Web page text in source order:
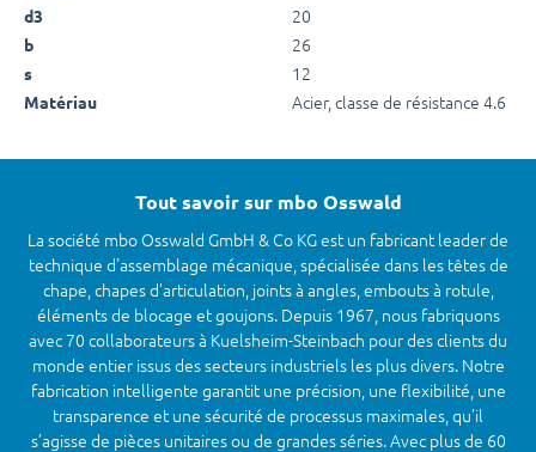
d3 20
b 26
s 12
Matériau Acier, classe de résistance 4.6
Tout savoir sur mbo Osswald
La société mbo Osswald GmbH & Co KG est un fabricant leader de
technique d'assemblage mécanique, spécialisée dans les têtes de
chape, chapes d’articulation, joints à angles, embouts à rotule,
éléments de blocage et goujons. Depuis 1967, nous fabriquons
avec 70 collaborateurs à Kuelsheim-Steinbach pour des clients du
monde entier issus des secteurs industriels les plus divers. Notre
fabrication intelligente garantit une précision, une flexibilité, une
transparence et une sécurité de processus maximales, qu’il
s’agisse de pièces unitaires ou de grandes séries. Avec plus de 60